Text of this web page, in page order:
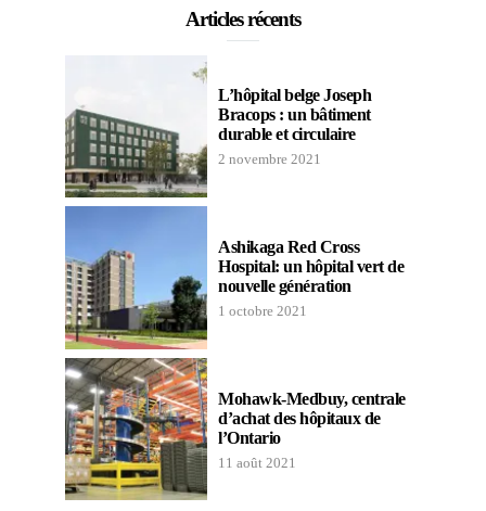
Articles récents
L’hôpital belge Joseph
Bracops : un bâtiment
durable et circulaire
2 novembre 2021
Ashikaga Red Cross
Hospital: un hôpital vert de
nouvelle génération
1 octobre 2021
Mohawk-Medbuy, centrale
d’achat des hôpitaux de
l’Ontario
11 août 2021